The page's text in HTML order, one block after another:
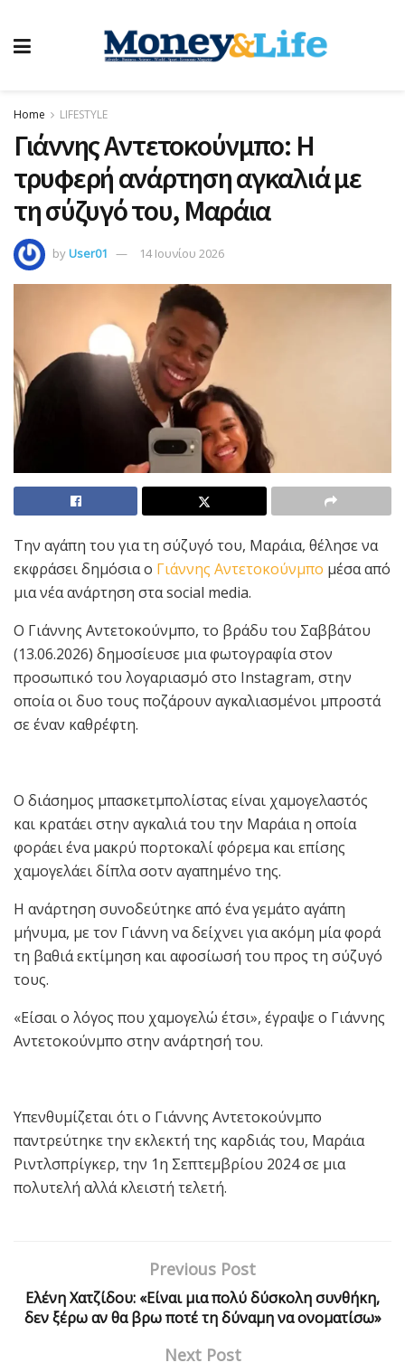
Home LIFESTYLE
Γιάννης Αντετοκούνμπο: Η
τρυφερή ανάρτηση αγκαλιά με
τη σύζυγό του, Μαράια
byUser01 14 Ιουνίου 2026
Την αγάπη του για τη σύζυγό του, Μαράια, θέλησε να
εκφράσει δημόσια ο Γιάννης Αντετοκούνμπο μέσα από
μια νέα ανάρτηση στα social media.
Ο Γιάννης Αντετοκούνμπο, το βράδυ του Σαββάτου
(13.06.2026) δημοσίευσε μια φωτογραφία στον
προσωπικό του λογαριασμό στο Instagram, στην
οποία οι δυο τους ποζάρουν αγκαλιασμένοι μπροστά
σε έναν καθρέφτη.
Ο διάσημος μπασκετμπολίστας είναι χαμογελαστός
και κρατάει στην αγκαλιά του την Μαράια η οποία
φοράει ένα μακρύ πορτοκαλί φόρεμα και επίσης
χαμογελάει δίπλα σοτν αγαπημένο της.
Η ανάρτηση συνοδεύτηκε από ένα γεμάτο αγάπη
μήνυμα, με τον Γιάννη να δείχνει για ακόμη μία φορά
τη βαθιά εκτίμηση και αφοσίωσή του προς τη σύζυγό
τους.
«Είσαι ο λόγος που χαμογελώ έτσι», έγραψε ο Γιάννης
Αντετοκούνμπο στην ανάρτησή του.
Υπενθυμίζεται ότι ο Γιάννης Αντετοκούνμπο
παντρεύτηκε την εκλεκτή της καρδιάς του, Μαράια
Ριντλσπρίγκερ, την 1η Σεπτεμβρίου 2024 σε μια
πολυτελή αλλά κλειστή τελετή.
Previous Post
Ελένη Χατζίδου: «Είναι μια πολύ δύσκολη συνθήκη,
δεν ξέρω αν θα βρω ποτέ τη δύναμη να ονοματίσω»
Next Post